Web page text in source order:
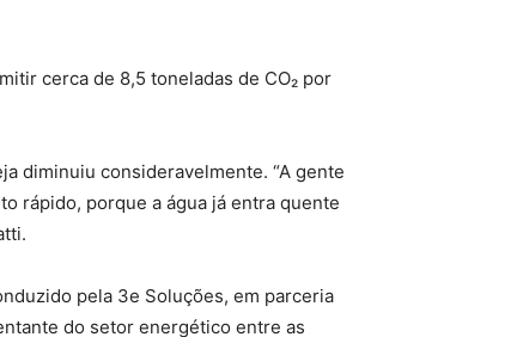
cerca de 8,5 toneladas de CO₂ por
diminuiu consideravelmente. “A gente
rápido, porque a água já entra quente
pela 3e Soluções, em parceria
do setor energético entre as